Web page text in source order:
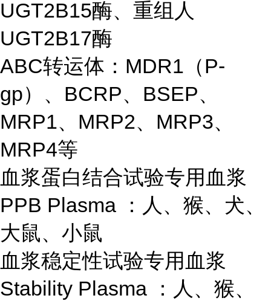
UGT2B15酶、重组人
UGT2B17酶
ABC转运体：MDR1（P-
gp）、BCRP、BSEP、
MRP1、MRP2、MRP3、
MRP4等
血浆蛋白结合试验专用血浆
PPB Plasma ：人、猴、犬、
大鼠、小鼠
血浆稳定性试验专用血浆
Stability Plasma ：人、猴、